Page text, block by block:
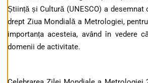
Știință și Cultură (UNESCO) a
drept Ziua Mondială a Metrologiei,
importanța acesteia, având în vedere
domenii de activitate.